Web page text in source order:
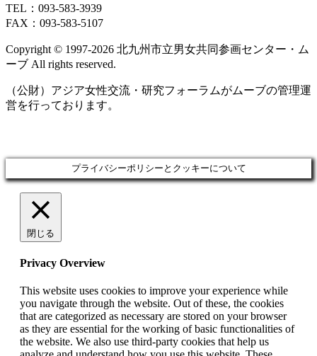
TEL：093‐583‐3939
FAX：093‐583‐5107
Copyright © 1997‐2026 北九州市立男女共同参画センター・ム
ーブ All rights reserved.
（公財）アジア女性交流・研究フォーラムがムーブの管理運
営を行っております。
プライバシーポリシーとクッキーについて
閉じる
Privacy Overview
This website uses cookies to improve your experience while
you navigate through the website. Out of these, the cookies
that are categorized as necessary are stored on your browser
as they are essential for the working of basic functionalities of
the website. We also use third-party cookies that help us